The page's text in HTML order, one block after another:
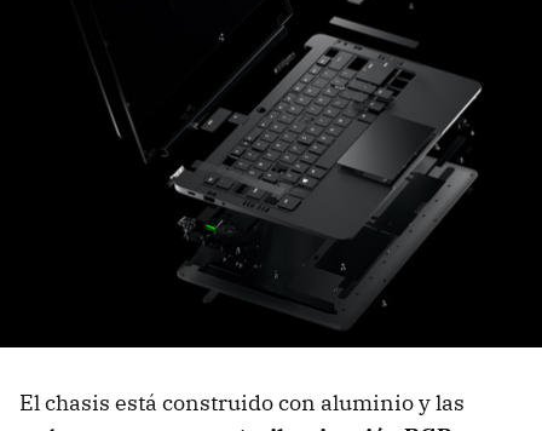
El chasis está construido con aluminio y las